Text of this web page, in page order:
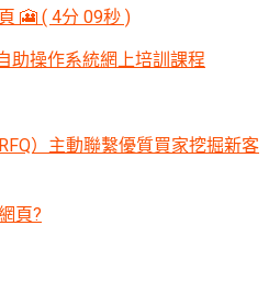
🎦 ( 4分 09秒 )
助操作系統網上培訓課程
）主動聯繫優質買家挖掘新客
頁?